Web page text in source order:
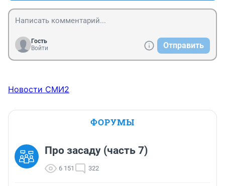
Гость
Войти
Отправить
Новости СМИ2
ФОРУМЫ
Про засаду (часть 7)
6 151 322